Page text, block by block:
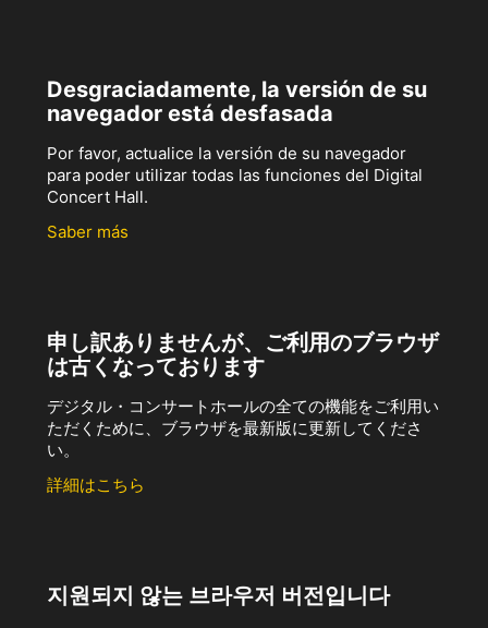
Desgraciadamente, la versión de su
navegador está desfasada
Por favor, actualice la versión de su navegador
para poder utilizar todas las funciones del Digital
Concert Hall.
Saber más
申し訳ありませんが、ご利用のブラウザ
は古くなっております
デジタル・コンサートホールの全ての機能をご利用い
ただくために、ブラウザを最新版に更新してくださ
い。
詳細はこちら
지원되지 않는 브라우저 버전입니다